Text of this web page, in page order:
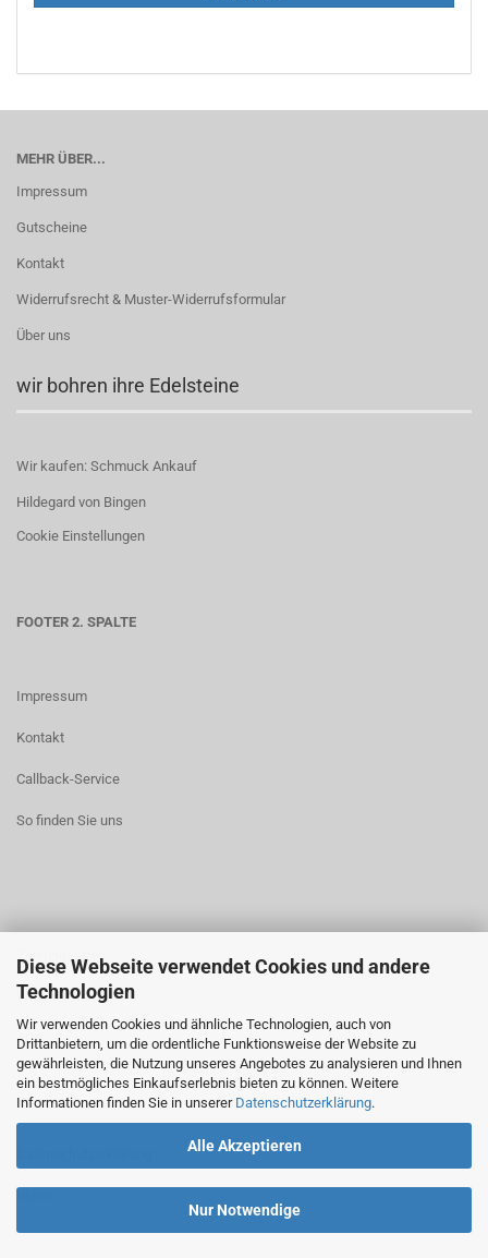
Diese Webseite verwendet Cookies und andere
Technologien
Wir verwenden Cookies und ähnliche Technologien, auch von
Drittanbietern, um die ordentliche Funktionsweise der Website zu
gewährleisten, die Nutzung unseres Angebotes zu analysieren und Ihnen
ein bestmögliches Einkaufserlebnis bieten zu können. Weitere
Informationen finden Sie in unserer Datenschutzerklärung.
Alle Akzeptieren
Nur Notwendige
MEHR ÜBER...
Impressum
Gutscheine
Kontakt
Widerrufsrecht & Muster-Widerrufsformular
Über uns
wir bohren ihre Edelsteine
Wir kaufen: Schmuck Ankauf
Hildegard von Bingen
Cookie Einstellungen
FOOTER 2. SPALTE
Impressum
Kontakt
Callback-Service
So finden Sie uns
Zahlungsarten
Widerrufsrecht
AGB